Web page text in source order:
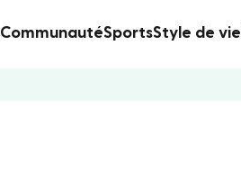
CommunautéSportsStyle de vie